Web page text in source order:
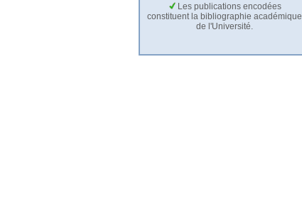
Les publications encodées
constituent la bibliographie académique
de l'Université.